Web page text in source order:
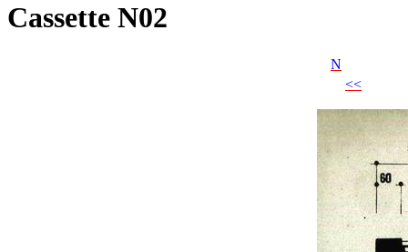
Cassette N02
N
<<